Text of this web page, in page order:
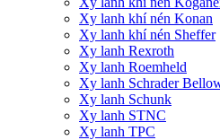
Xy lanh khí nén Konan
Xy lanh khí nén Sheffer
Xy lanh Rexroth
Xy lanh Roemheld
Xy lanh Schrader
Xy lanh Schunk
Xy lanh STNC
Xy lanh TPC